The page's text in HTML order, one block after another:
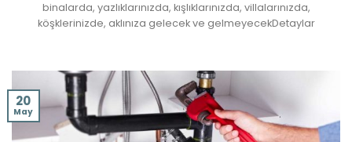
binalarda, yazlıklarınızda, kışlıklarınızda, villalarınızda,
köşklerinizde, aklınıza gelecek ve gelmeyecekDetaylar
20
May